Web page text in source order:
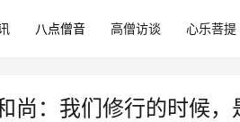
八点僧音 高僧访谈 心乐菩提
尚：我们修行的时候，